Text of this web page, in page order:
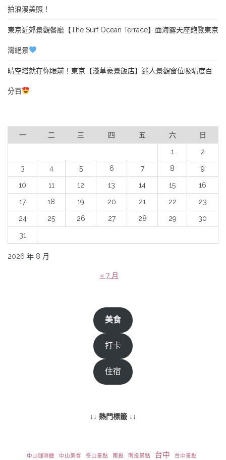
拍浪漫美照！
東京近郊景觀餐廳【The Surf Ocean Terrace】面海露天座飽覽東京
灣絕景
晴空塔就在你眼前！東京【淺草豪景飯店】迷人景觀窗位吸睛度百
分百
2026 年 8 月
一 二 三 四 五 六 日
1 2
3 4 5 6 7 8 9
10 11 12 13 14 15 16
17 18 19 20 21 22 23
24 25 26 27 28 29 30
31
« 7 月
美食
打卡
住宿
↓↓ 熱門標籤 ↓↓
中山咖啡廳 中山美食 冬山景點 南投 南投景點 台中 台中景點